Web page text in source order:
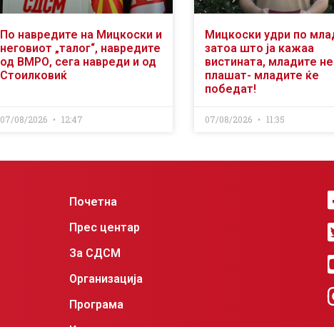
По навредите на Мицкоски и
неговиот „талог“, навредите
од ВМРО, сега навреди и од
Стоилковиќ
07/08/2026 12:47
Мицкоски удри по
затоа што ја кажаа
вистината, младите
плашат- младите ќе
победат!
07/08/2026 11:35
Почетна
Прес центар
За СДСМ
Организација
Програма